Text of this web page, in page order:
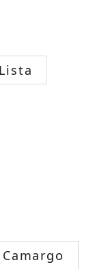
Lista